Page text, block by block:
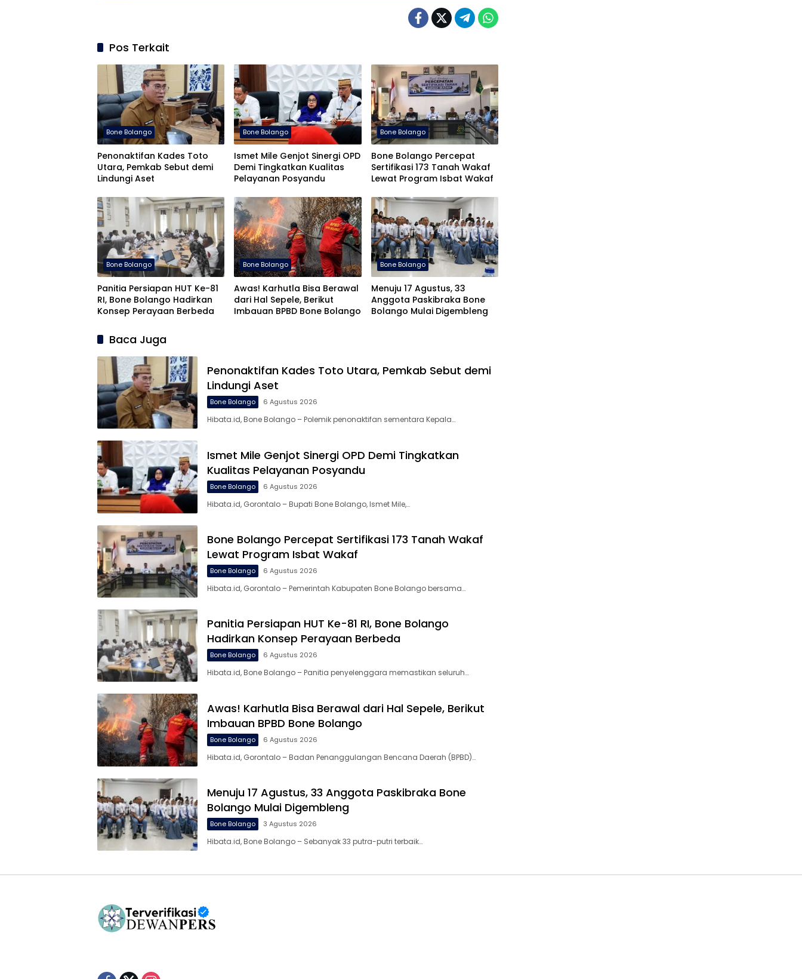
Pos Terkait
Bone Bolango
Penonaktifan Kades Toto
Utara, Pemkab Sebut demi
Lindungi Aset
Bone Bolango
Ismet Mile Genjot Sinergi OPD
Demi Tingkatkan Kualitas
Pelayanan Posyandu
Bone Bolango
Bone Bolango Percepat
Sertifikasi 173 Tanah Wakaf
Lewat Program Isbat Wakaf
Bone Bolango
Panitia Persiapan HUT Ke-81
RI, Bone Bolango Hadirkan
Konsep Perayaan Berbeda
Bone Bolango
Awas! Karhutla Bisa Berawal
dari Hal Sepele, Berikut
Imbauan BPBD Bone Bolango
Bone Bolango
Menuju 17 Agustus, 33
Anggota Paskibraka Bone
Bolango Mulai Digembleng
Baca Juga
Penonaktifan Kades Toto Utara, Pemkab Sebut demi
Lindungi Aset
Bone Bolango 6 Agustus 2026
Hibata.id, Bone Bolango – Polemik penonaktifan sementara Kepala…
Ismet Mile Genjot Sinergi OPD Demi Tingkatkan
Kualitas Pelayanan Posyandu
Bone Bolango 6 Agustus 2026
Hibata.id, Gorontalo – Bupati Bone Bolango, Ismet Mile,…
Bone Bolango Percepat Sertifikasi 173 Tanah Wakaf
Lewat Program Isbat Wakaf
Bone Bolango 6 Agustus 2026
Hibata.id, Gorontalo – Pemerintah Kabupaten Bone Bolango bersama…
Panitia Persiapan HUT Ke-81 RI, Bone Bolango
Hadirkan Konsep Perayaan Berbeda
Bone Bolango 6 Agustus 2026
Hibata.id, Bone Bolango – Panitia penyelenggara memastikan seluruh…
Awas! Karhutla Bisa Berawal dari Hal Sepele, Berikut
Imbauan BPBD Bone Bolango
Bone Bolango 6 Agustus 2026
Hibata.id, Gorontalo – Badan Penanggulangan Bencana Daerah (BPBD)…
Menuju 17 Agustus, 33 Anggota Paskibraka Bone
Bolango Mulai Digembleng
Bone Bolango 3 Agustus 2026
Hibata.id, Bone Bolango – Sebanyak 33 putra-putri terbaik…